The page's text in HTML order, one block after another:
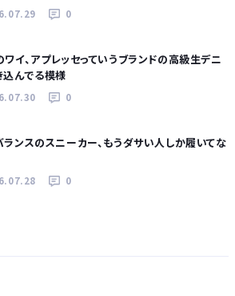
0
ワイ、アプレッセっていうブランドの高級生デニ
込んでる模様
0
ランスのスニーカー、もうダサい人しか履いてな
0